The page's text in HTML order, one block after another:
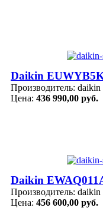
Daikin
Производитель: daikin
Цена: 436 990,00 руб.
Daikin
Производитель: daikin
Цена: 456 600,00 руб.